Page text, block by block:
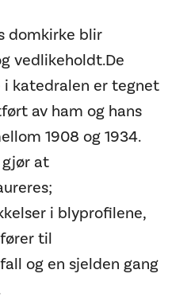
domkirke blir
vedlikeholdt.De
i katedralen er tegnet
av ham og hans
1908 og 1934.
at
i blyprofilene,
til
og en sjelden gang